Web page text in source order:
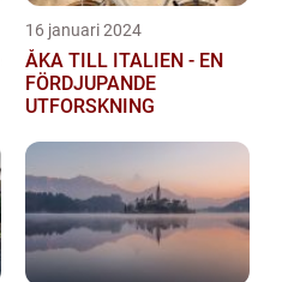
16 januari 2024
ÅKA TILL ITALIEN - EN
FÖRDJUPANDE
UTFORSKNING